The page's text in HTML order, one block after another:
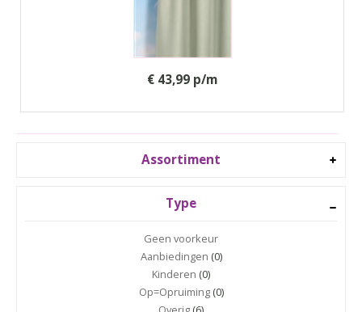
Assortiment
Type
Geen voorkeur
Aanbiedingen (0)
Kinderen (0)
Op=Opruiming(0)
€ 43,99 p/m